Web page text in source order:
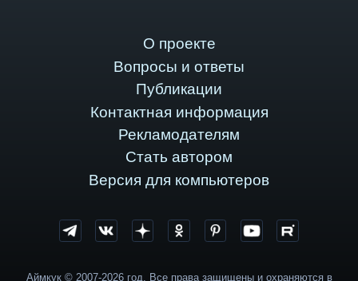
О проекте
Вопросы и ответы
Публикации
Контактная информация
Рекламодателям
Стать автором
Версия для компьютеров
Аймкук © 2007-2026 год. Все права защищены и охраняются в